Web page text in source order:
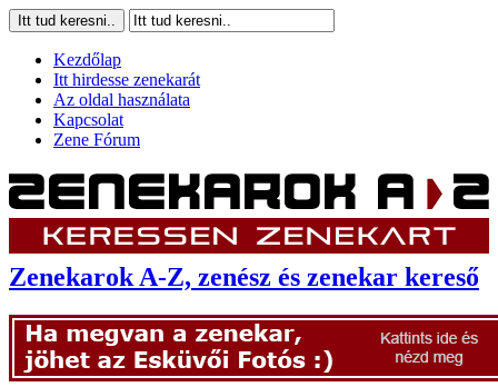
Kezdőlap
Itt hirdesse zenekarát
Az oldal használata
Kapcsolat
Zene Fórum
Zenekarok A-Z, zenész és zenekar kereső